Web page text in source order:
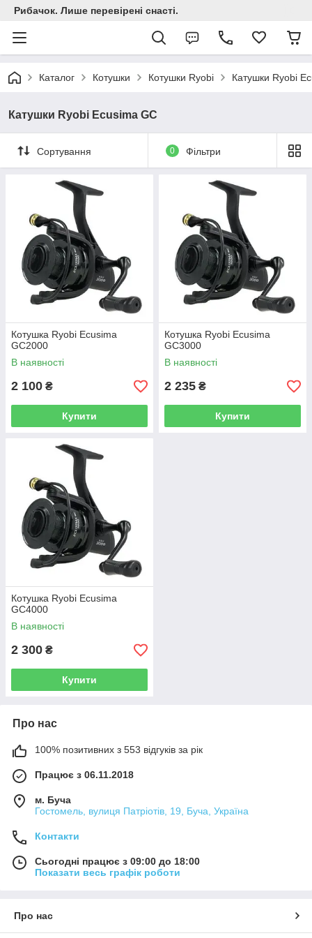
Рибачок. Лише перевірені снасті.
Каталог Котушки Котушки Ryobi Катушки Ryobi
Катушки Ryobi Ecusima GC
Сортування 0 Фільтри
Котушка Ryobi Ecusima
GC2000
В наявності
2 100 ₴
Купити
Котушка Ryobi Ecusima
GC3000
В наявності
2 235 ₴
Купити
Котушка Ryobi Ecusima
GC4000
В наявності
2 300 ₴
Купити
Про нас
100% позитивних з 553 відгуків за рік
Працює з 06.11.2018
м. Буча
Гостомель, вулиця Патріотів, 19, Буча, Україна
Контакти
Сьогодні працює з 09:00 до 18:00
Показати весь графік роботи
Про нас